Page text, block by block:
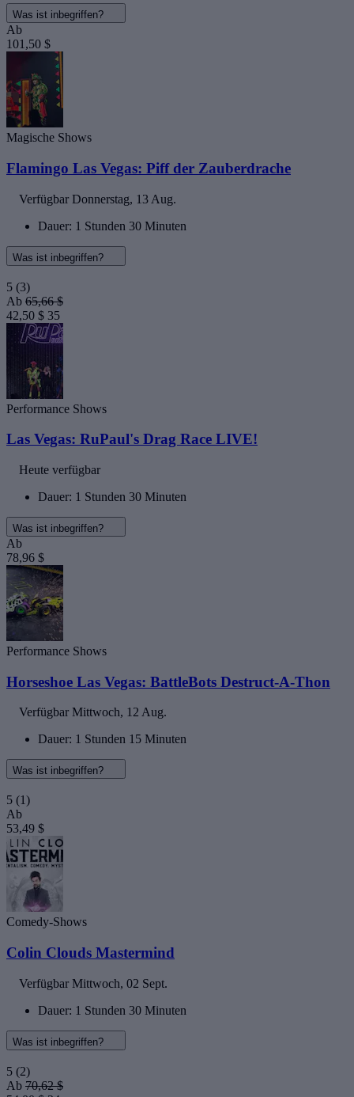
Was ist inbegriffen?
Ab
101,50 $
Magische Shows
Flamingo Las Vegas: Piff der Zauberdrache
Verfügbar Donnerstag, 13 Aug.
Dauer: 1 Stunden 30 Minuten
Was ist inbegriffen?
5 (3)
Ab 65,66 $
42,50 $ 35
Performance Shows
Las Vegas: RuPaul's Drag Race LIVE!
Heute verfügbar
Dauer: 1 Stunden 30 Minuten
Was ist inbegriffen?
Ab
78,96 $
Performance Shows
Horseshoe Las Vegas: BattleBots Destruct-A-Thon
Verfügbar Mittwoch, 12 Aug.
Dauer: 1 Stunden 15 Minuten
Was ist inbegriffen?
5 (1)
Ab
53,49 $
Comedy-Shows
Colin Clouds Mastermind
Verfügbar Mittwoch, 02 Sept.
Dauer: 1 Stunden 30 Minuten
Was ist inbegriffen?
5 (2)
Ab 70,62 $